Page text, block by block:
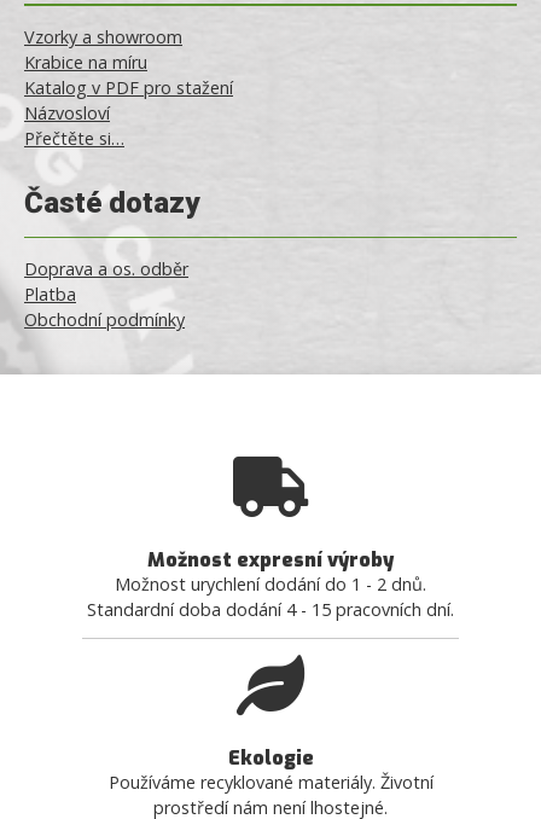
Vzorky a showroom
Krabice na míru
Katalog v PDF pro stažení
Názvosloví
Přečtěte si…
Časté dotazy
Doprava a os. odběr
Platba
Obchodní podmínky
Možnost expresní výroby
Možnost urychlení dodání do 1 - 2 dnů.
Standardní doba dodání 4 - 15 pracovních dní.
Ekologie
Používáme recyklované materiály. Životní
prostředí nám není lhostejné.